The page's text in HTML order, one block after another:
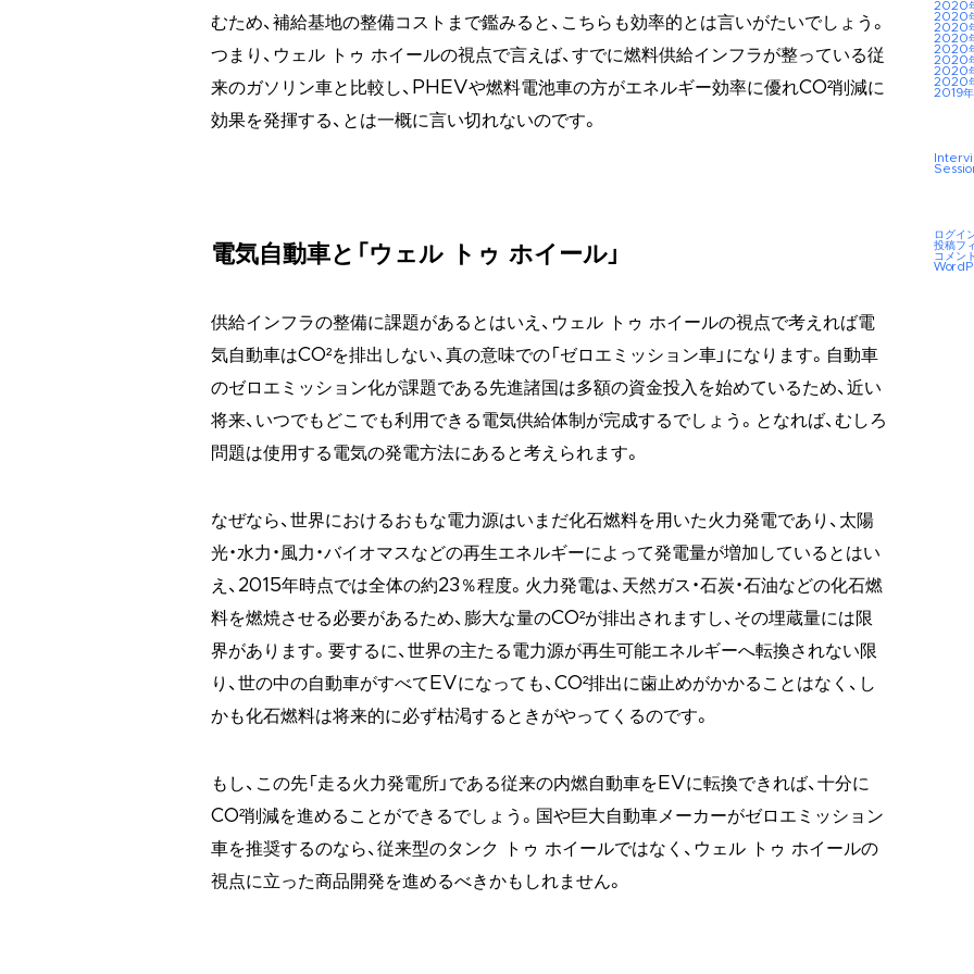
むため、補給基地の整備コストまで鑑みると、こちらも効率的とは言いがたいでしょう。
つまり、ウェル トゥ ホイールの視点で言えば、すでに燃料供給インフラが整っている従
来のガソリン車と比較し、PHEVや燃料電池車の方がエネルギー効率に優れCO²削減に
効果を発揮する、とは一概に言い切れないのです。
電気自動車と「ウェル トゥ ホイール」
供給インフラの整備に課題があるとはいえ、ウェル トゥ ホイールの視点で考えれば電
気自動車はCO²を排出しない、真の意味での「ゼロエミッション車」になります。自動車
のゼロエミッション化が課題である先進諸国は多額の資金投入を始めているため、近い
将来、いつでもどこでも利用できる電気供給体制が完成するでしょう。となれば、むしろ
問題は使用する電気の発電方法にあると考えられます。
なぜなら、世界におけるおもな電力源はいまだ化石燃料を用いた火力発電であり、太陽
光・水力・風力・バイオマスなどの再生エネルギーによって発電量が増加しているとはい
え、2015年時点では全体の約23％程度。火力発電は、天然ガス・石炭・石油などの化石燃
料を燃焼させる必要があるため、膨大な量のCO²が排出されますし、その埋蔵量には限
界があります。要するに、世界の主たる電力源が再生可能エネルギーへ転換されない限
り、世の中の自動車がすべてEVになっても、CO²排出に歯止めがかかることはなく、し
かも化石燃料は将来的に必ず枯渇するときがやってくるのです。
もし、この先「走る火力発電所」である従来の内燃自動車をEVに転換できれば、十分に
CO²削減を進めることができるでしょう。国や巨大自動車メーカーがゼロエミッション
車を推奨するのなら、従来型のタンク トゥ ホイールではなく、ウェル トゥ ホイールの
視点に立った商品開発を進めるべきかもしれません。
2020
2020
2020
2020
2020
2020
2020
2020
2019年
ログイ
投稿フ
コメン